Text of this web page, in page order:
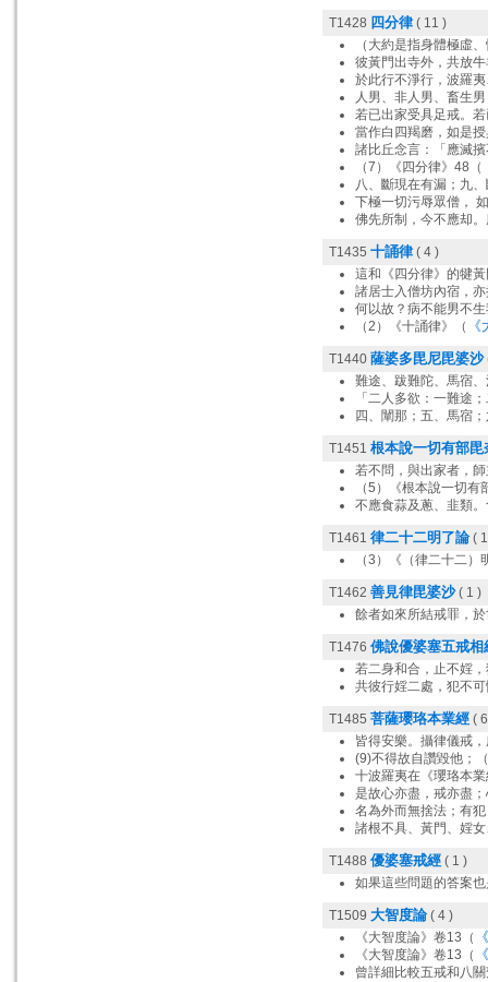
T1428 四分律 ( 11 )
（大約是指身體極虛
彼黃門出寺外，共放
於此行不淨行，波羅
人男、非人男、畜生
若已出家受具足戒。
當作白四羯磨，如是
諸比丘念言：「應滅
（7）《四分律》48（
八、斷現在有漏；九
下極一切污辱眾僧，
佛先所制，今不應却
T1435 十誦律 ( 4 )
這和《四分律》的犍
諸居士入僧坊內宿，
何以故？病不能男不
（2）《十誦律》（
T1440 薩婆多毘尼毘婆沙
難途、跋難陀、馬宿
「二人多欲：一難途
四、闡那；五、馬宿
T1451 根本說一切有部毘
若不問，與出家者，
（5）《根本說一切
不應食蒜及蔥、韭類
T1461 律二十二明了論 (
（3）《（律二十二）
T1462 善見律毘婆沙( 1 )
餘者如來所結戒罪，
T1476 佛說優婆塞五戒相
若二身和合，止不婬
共彼行婬二處，犯不
T1485 菩薩瓔珞本業經 (
皆得安樂。攝律儀戒
(9)不得故自讚毀他；
十波羅夷在《瓔珞本
是故心亦盡，戒亦盡
名為外而無捨法；有
諸根不具、黃門、婬
T1488 優婆塞戒經 ( 1 )
如果這些問題的答案
T1509 大智度論 ( 4 )
《大智度論》卷13（
《大智度論》卷13（
曾詳細比較五戒和八